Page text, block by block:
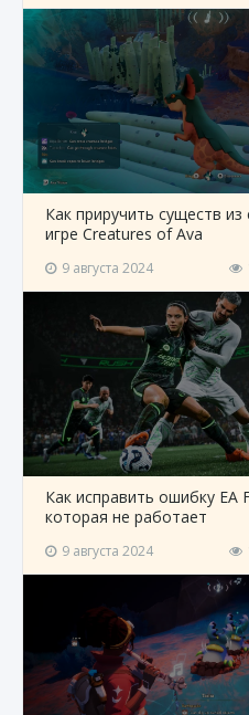
Как приручить существ
игре Creatures of Ava
9 августа 2024
Как исправить ошибку EA
которая не работает
9 августа 2024